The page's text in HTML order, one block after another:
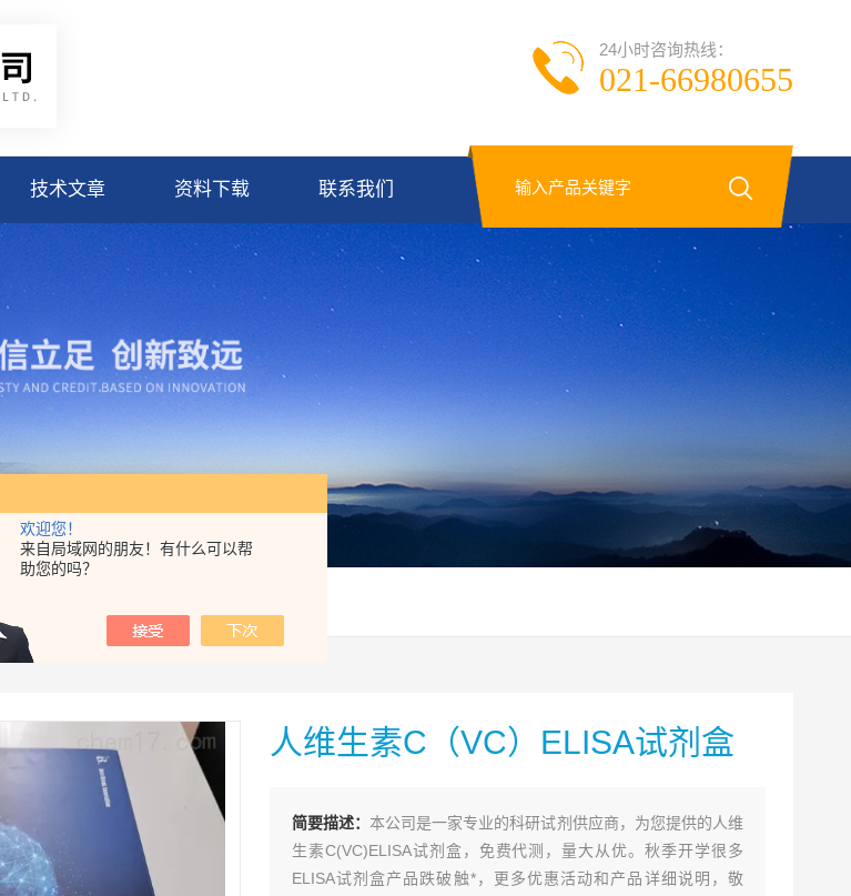
欢迎您！
来自局域网的朋友！有什么可以帮
助您的吗？
24小时咨询热线：
021-66980655
技术文章 资料下载 联系我们
试剂盒
人维生素C（VC）ELISA试剂盒
简要描述：本公司是一家专业的科研试剂供应商，为您提供的人维
生素C(VC)ELISA试剂盒，免费代测，量大从优。秋季开学很多
ELISA试剂盒产品跌破触*，更多优惠活动和产品详细说明，敬